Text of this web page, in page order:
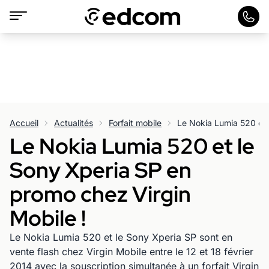
Accueil Actualités Forfait mobile
Le Nokia Lumia 520 et le
Sony Xperia SP en
promo chez Virgin
Mobile !
Le Nokia Lumia 520 et le Sony Xperia SP sont en
vente flash chez Virgin Mobile entre le 12 et 18 février
2014 avec la souscription simultanée à un forfait Virgin